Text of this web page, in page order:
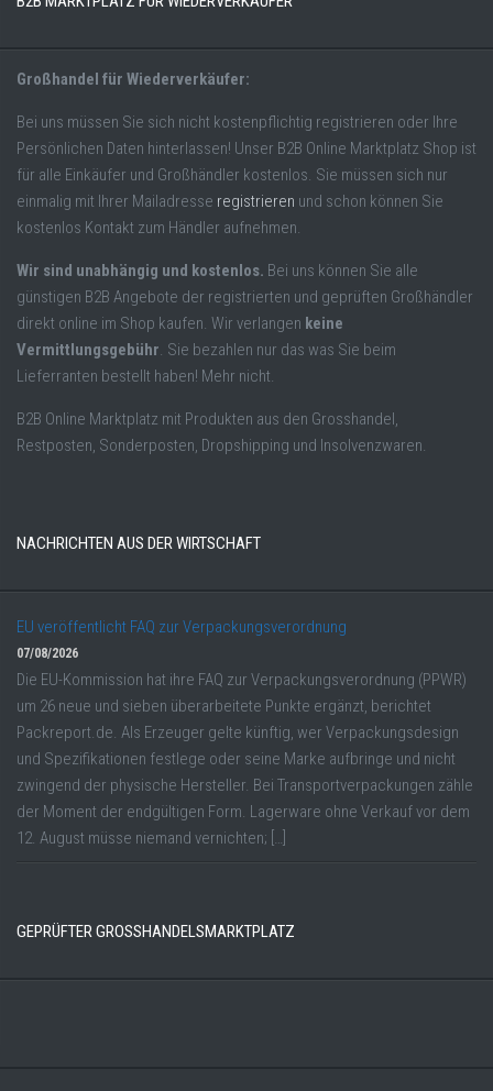
Großhandel für Wiederverkäufer:
Bei uns müssen Sie sich nicht kostenpflichtig registrieren oder Ihre
Persönlichen Daten hinterlassen! Unser B2B Online Marktplatz Shop ist
für alle Einkäufer und Großhändler kostenlos. Sie müssen sich nur
einmalig mit Ihrer Mailadresse registrieren und schon können Sie
kostenlos Kontakt zum Händler aufnehmen.
Wir sind unabhängig und kostenlos. Bei uns können Sie alle
günstigen B2B Angebote der registrierten und geprüften Großhändler
direkt online im Shop kaufen. Wir verlangen keine
Vermittlungsgebühr. Sie bezahlen nur das was Sie beim
Lieferranten bestellt haben! Mehr nicht.
B2B Online Marktplatz mit Produkten aus den Grosshandel,
Restposten, Sonderposten, Dropshipping und Insolvenzwaren.
NACHRICHTEN AUS DER WIRTSCHAFT
EU veröffentlicht FAQ zur Verpackungsverordnung
07/08/2026
Die EU-Kommission hat ihre FAQ zur Verpackungsverordnung (PPWR)
um 26 neue und sieben überarbeitete Punkte ergänzt, berichtet
Packreport.de. Als Erzeuger gelte künftig, wer Verpackungsdesign
und Spezifikationen festlege oder seine Marke aufbringe und nicht
zwingend der physische Hersteller. Bei Transportverpackungen zähle
der Moment der endgültigen Form. Lagerware ohne Verkauf vor dem
12. August müsse niemand vernichten; […]
GEPRÜFTER GROSSHANDELSMARKTPLATZ